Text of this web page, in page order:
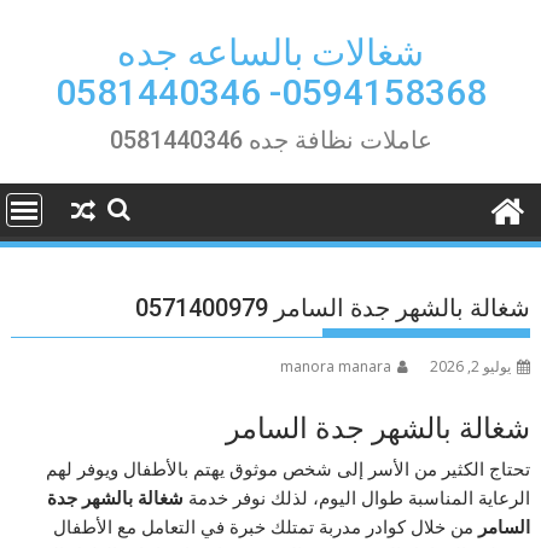
شغالات بالساعه جده
0594158368- 0581440346
عاملات نظافة جده 0581440346
شغالة بالشهر جدة السامر 0571400979
يوليو 2, 2026 manora manara
شغالة بالشهر جدة السامر
تحتاج الكثير من الأسر إلى شخص موثوق يهتم بالأطفال ويوفر لهم
الرعاية المناسبة طوال اليوم، لذلك نوفر خدمة شغالة بالشهر جدة
السامر من خلال كوادر مدربة تمتلك خبرة في التعامل مع الأطفال